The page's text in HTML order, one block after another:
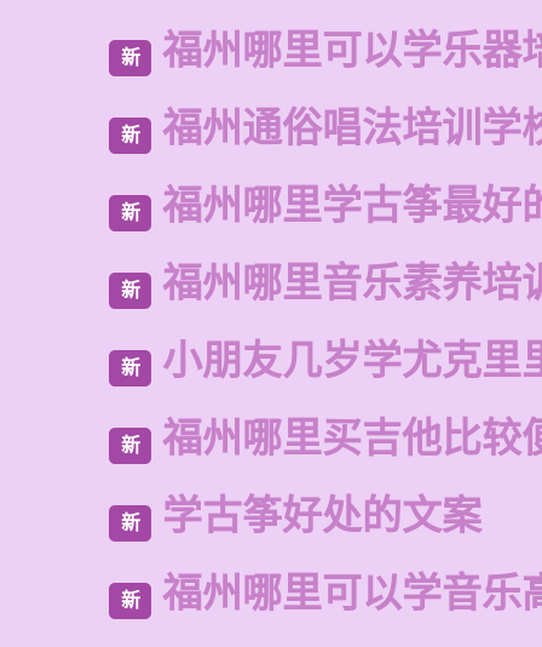
新 福州哪里可以学乐器
新 福州通俗唱法培训学
新 福州哪里学古筝最好
新 福州哪里音乐素养培
新 小朋友几岁学尤克里
新 福州哪里买吉他比较
新 学古筝好处的文案
新 福州哪里可以学音乐